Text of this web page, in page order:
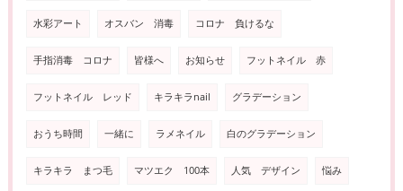
水彩アート オスバン 消毒 コロナ 負けるな
手指消毒 コロナ 皆様へ お知らせ フットネイル 赤
フットネイル レッド キラキラnail グラデーション
おうち時間 一緒に ラメネイル 白のグラデーション
キラキラ まつ毛 マツエク 100本 人気 デザイン 悩み